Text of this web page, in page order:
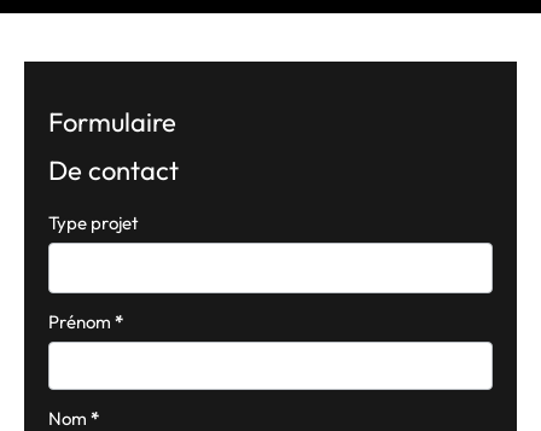
Formulaire
De contact
Formulaire
simple
téléphone
Type projet
Prénom *
Nom *